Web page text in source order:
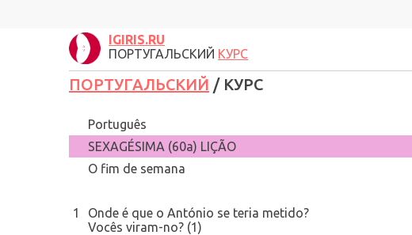
IGIRIS.RU
ПОРТУГАЛЬСКИЙ КУРС
ПОРТУГАЛЬСКИЙ / КУРС
Português
SEXAGÉSIMA (60a) LIÇÃO
O fim de semana
1
Onde é que o António se teria metido?
Vocês viram-no? (1)